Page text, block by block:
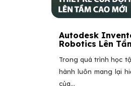
Autodesk
Robotics Lên
Trong quá trình học
hành luôn mang lại
của...